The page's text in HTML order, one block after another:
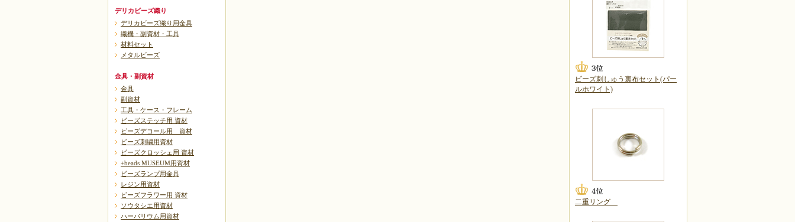
デリカビーズ織り
デリカビーズ織り用金具
織機・副資材・工具
材料セット
メタルビーズ
金具・副資材
金具
副資材
工具・ケース・フレーム
ビーズステッチ用 資材
ビーズデコール用 資材
ビーズ刺繍用資材
ビーズクロッシェ用 資材
+beads MUSEUM用資材
ビーズランプ用金具
レジン用資材
ビーズフラワー用 資材
ソウタシエ用資材
ハーバリウム用資材
ビーズ刺しゅう裏布セット(パー
ルホワイト)
二重リング